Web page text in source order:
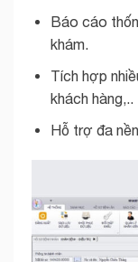
Báo cáo
khám.
Tích hợp
khách hàng,..
Hỗ trợ đa